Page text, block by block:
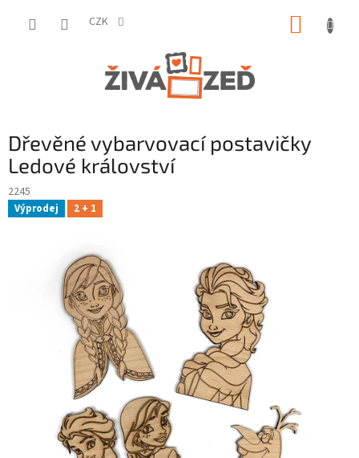
CZK
Dřevěné vybarvovací postavičky
Ledové království
2245
Výprodej 2 + 1